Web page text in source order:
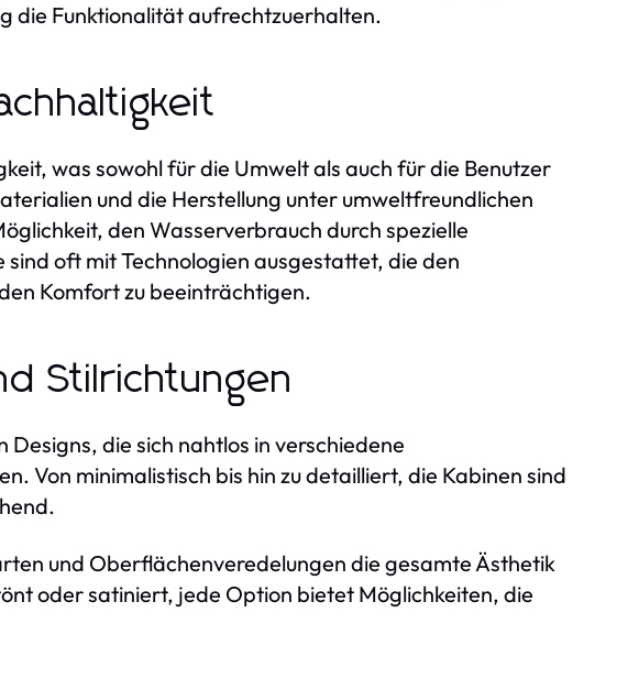
die Funktionalität aufrechtzuerhalten.
was sowohl für die Umwelt als auch für die Benutzer
und die Herstellung unter umweltfreundlichen
den Wasserverbrauch durch spezielle
sind oft mit Technologien ausgestattet, die den
Komfort zu beeinträchtigen.
Stilrichtungen
die sich nahtlos in verschiedene
Von minimalistisch bis hin zu detailliert, die Kabinen sind
und Oberflächenveredelungen die gesamte Ästhetik
oder satiniert, jede Option bietet Möglichkeiten, die